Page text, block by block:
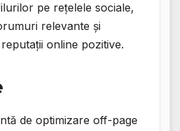
pe rețelele sociale,
relevante și
online pozitive.
de optimizare off-page